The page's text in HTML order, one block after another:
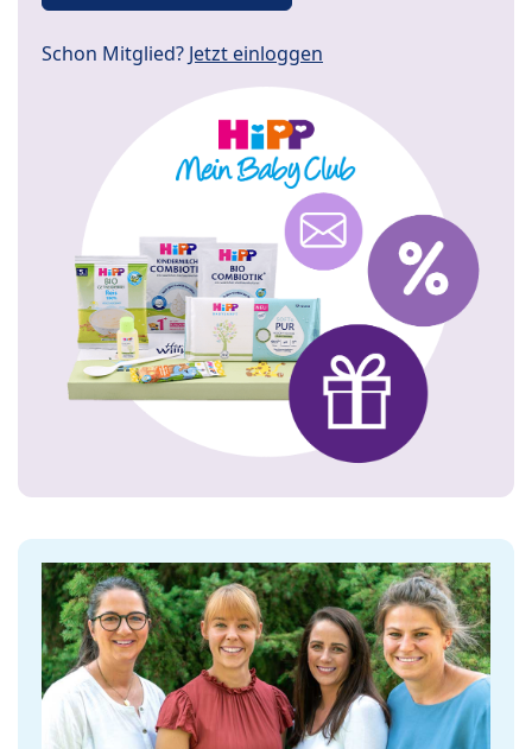
Schon Mitglied? Jetzt einloggen